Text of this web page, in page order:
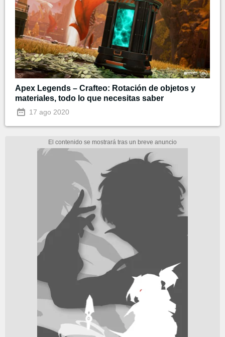
Apex Legends – Crafteo: Rotación de objetos y
materiales, todo lo que necesitas saber
17 ago 2020